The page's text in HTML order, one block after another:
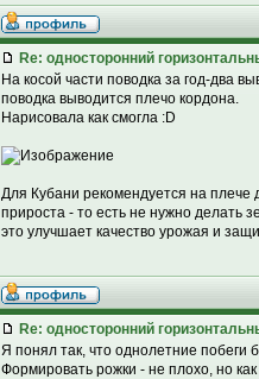
Re: односторонний
На косой части поводка за год-два
поводка выводится плечо кордона.
Нарисовала как смогла :D
Для Кубани рекомендуется на плече
прироста - то есть не нужно делать
это улучшает качество урожая и
Re: односторонний
Я понял так, что однолетние побеги
Формировать рожки - не плохо, но